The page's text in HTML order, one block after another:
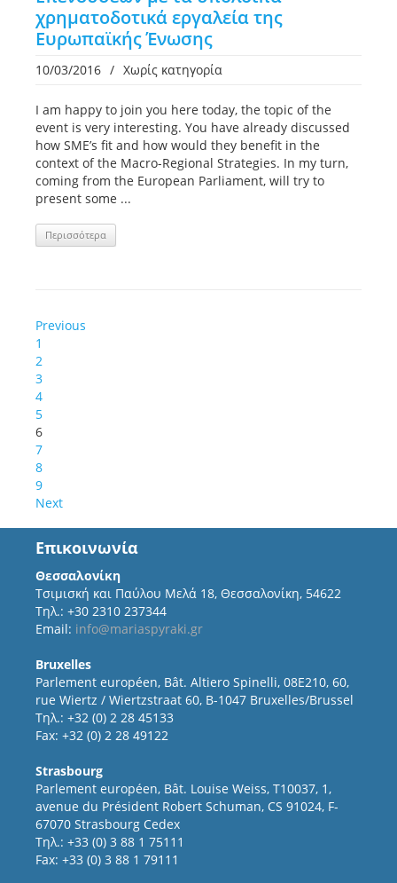
χρηματοδοτικά εργαλεία της
Ευρωπαϊκής Ένωσης
10/03/2016 / Χωρίς κατηγορία
I am happy to join you here today, the topic of the
event is very interesting. You have already discussed
how SME’s fit and how would they benefit in the
context of the Macro-Regional Strategies. In my turn,
coming from the European Parliament, will try to
present some ...
Περισσότερα
Previous
1
2
3
4
5
6
7
8
9
Next
Επικοινωνία
Θεσσαλονίκη
Τσιμισκή και Παύλου Μελά 18, Θεσσαλονίκη, 54622
Τηλ.: +30 2310 237344
Email: info@mariaspyraki.gr
Bruxelles
Parlement européen, Bât. Altiero Spinelli, 08E210, 60,
rue Wiertz / Wiertzstraat 60, B-1047 Bruxelles/Brussel
Τηλ.: +32 (0) 2 28 45133
Fax: +32 (0) 2 28 49122
Strasbourg
Parlement européen, Bât. Louise Weiss, T10037, 1,
avenue du Président Robert Schuman, CS 91024, F-
67070 Strasbourg Cedex
Τηλ.: +33 (0) 3 88 1 75111
Fax: +33 (0) 3 88 1 79111